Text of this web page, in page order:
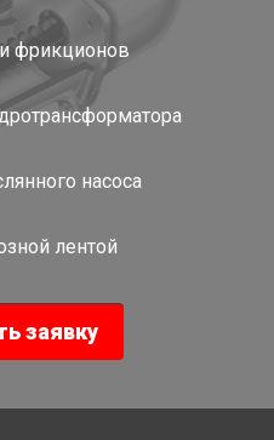
фрикционов
насоса
лентой
заявку